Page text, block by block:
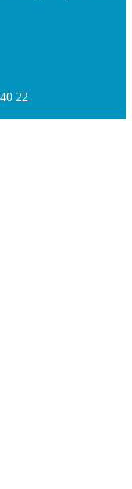
22